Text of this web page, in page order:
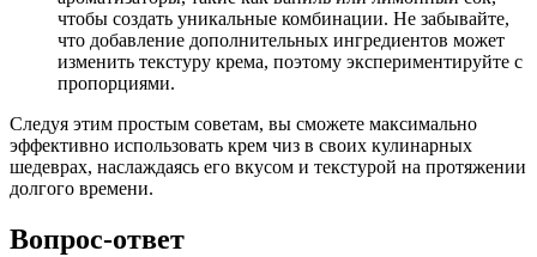
чтобы создать уникальные комбинации. Не забывайте,
что добавление дополнительных ингредиентов может
изменить текстуру крема, поэтому экспериментируйте с
пропорциями.
Следуя этим простым советам, вы сможете максимально
эффективно использовать крем чиз в своих кулинарных
шедеврах, наслаждаясь его вкусом и текстурой на протяжении
долгого времени.
Вопрос-ответ